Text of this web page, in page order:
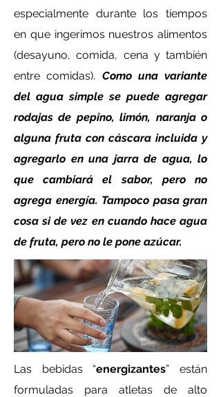
especialmente durante los tiempos
en que ingerimos nuestros alimentos
(desayuno, comida, cena y también
entre comidas). Como una variante
del agua simple se puede agregar
rodajas de pepino,limón, naranja o
alguna fruta con cáscara incluida y
agregarlo en una jarra de agua, lo
que cambiará el sabor, pero no
agrega energía. Tampoco pasa gran
cosa si de vez en cuando hace agua
de fruta, pero no le pone azúcar.
Las bebidas “energizantes” están
formuladas para atletas de alto